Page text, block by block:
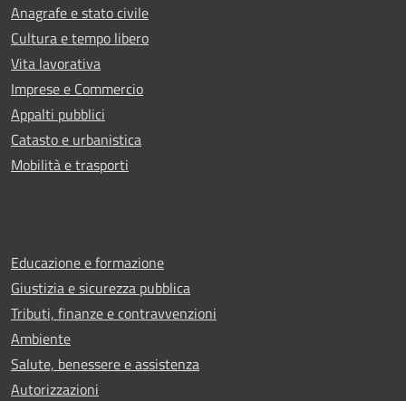
Anagrafe e stato civile
Cultura e tempo libero
Vita lavorativa
Imprese e Commercio
Appalti pubblici
Catasto e urbanistica
Mobilità e trasporti
Educazione e formazione
Giustizia e sicurezza pubblica
Tributi, finanze e contravvenzioni
Ambiente
Salute, benessere e assistenza
Autorizzazioni